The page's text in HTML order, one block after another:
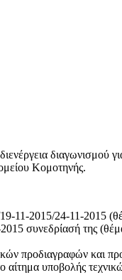
διαγωνισμού
Κομοτηνής.
11-2015/24-11-2015
συνεδρίασή της
προδιαγραφών και
υποβολής